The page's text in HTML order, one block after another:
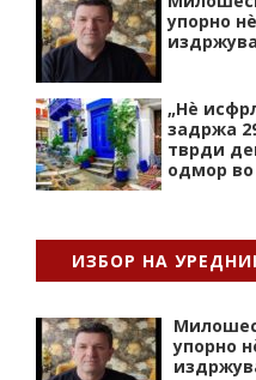
упорно
„Нѐ
задржа
тврди
одмор во
ИЗБОР НА
упорно